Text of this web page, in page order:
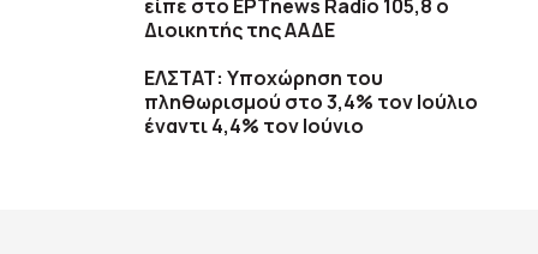
είπε στο ΕΡΤnews Radio 105,8 ο
Διοικητής της ΑΑΔΕ
ΕΛΣΤΑΤ: Υποχώρηση του
πληθωρισμού στο 3,4% τον Ιούλιο
έναντι 4,4% τον Ιούνιο